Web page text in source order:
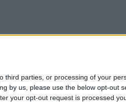
third parties, or processing of your
by us, please use the below opt-out
your opt-out request is processed
δυνατότητα να εγγραφούν
και εσπερινών ΓΕ.Λ. και